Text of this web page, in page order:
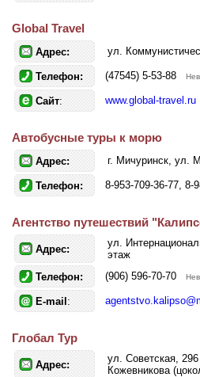
Global Travel
Адрес: ул.
Телефон: (47545) 5-53-88
Сайт: www.global-travel.ru
Автобусные туры к морю
Адрес: г. Мичуринск, ул.
Телефон: 8-953-709-36-77, 8-
Агентство путешествий
Адрес:
ул.
этаж
Телефон:
(906) 596-70-70
E-mail :
Глобал Тур
Адрес:
ул. Советская,
Кожевникова